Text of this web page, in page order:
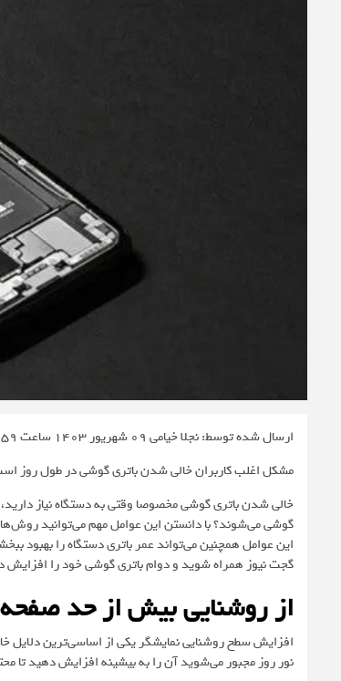
ارسال شده توسط: نجلا خیامی 09 شهریور 1403 ساعت 16:59
مشکل اغلب کاربران خالی شدن باتری گوشی در طول روز
خالی شدن باتری گوشی مخصوصا وقتی به دستگاه نیاز
گوشی می‌شوند؟ با دانستن این عوامل مهم می‌توانید
این عوامل همچنین می‌تواند عمر باتری دستگاه را بهبود
گجت نیوز همراه شوید و دوام باتری گوشی خود را افزایش
از روشنایی بیش از حد صفحه
افزایش سطح روشنایی نمایشگر یکی از اساسی‌ترین
نور روز مجبور می‌شوید آن را به بیشینه افزایش دهید تا